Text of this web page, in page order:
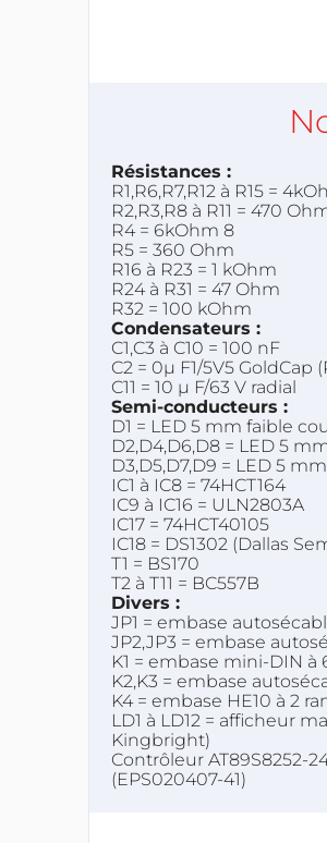
Résistances :
R1,R6,R7,R12 à R15 =
R2,R3,R8 à R11 = 470
R4 = 6kOhm 8
R5 = 360 Ohm
R16 à R23 = 1 kOhm
R24 à R31 = 47 Ohm
R32 = 100 kOhm
Condensateurs :
C1,C3 à C10 = 100 nF
C2 = 0µ F1/5V5
C11 = 10 µ F/63 V radial
Semi-conducteurs :
D1 = LED 5 mm faible
D2,D4,D6,D8 = LED 5
D3,D5,D7,D9 = LED 5
IC1 à IC8 = 74HCT164
IC9 à IC16 = ULN2803A
IC17 = 74HCT40105
IC18 = DS1302 (Dallas
T1 = BS170
T2 à T11 = BC557B
Divers :
JP1 = embase
JP2,JP3 = embase
K1 = embase mini-DIN à
K2,K3 = embase
K4 = embase HE10 à 2
LD1 à LD12 = afficheur
Kingbright)
Contrôleur AT89S8252-
(EPS020407-41)